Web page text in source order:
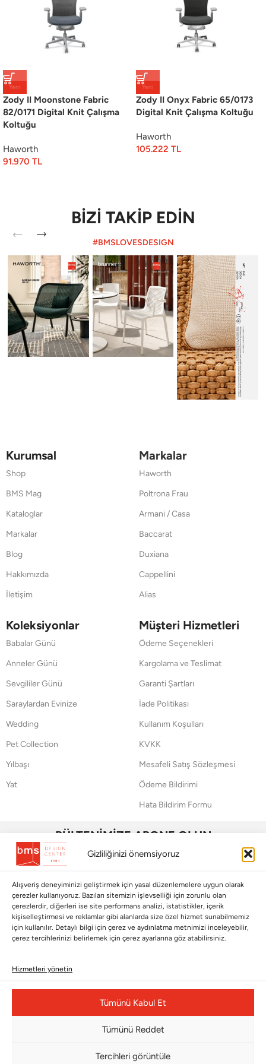
Gizliliğinizi önemsiyoruz
Alışveriş deneyiminizi geliştirmek için yasal düzenlemelere uygun olarak
çerezler kullanıyoruz. Bazıları sitemizin işlevselliği için zorunlu olan
çerezlerdir, diğerleri ise site performans analizi, istatistikler, içerik
kişiselleştirmesi ve reklamlar gibi alanlarda size özel hizmet sunabilmemiz
için kullanılır. Detaylı bilgi için çerez ve aydınlatma metnimizi inceleyebilir,
çerez tercihlerinizi belirlemek için çerez ayarlarına göz atabilirsiniz.
Hizmetleri yönetin
Tümünü Kabul Et
Tümünü Reddet
Tercihleri görüntüle
Yeni
Zody II Moonstone Fabric
82/0171 Digital Knit Çalışma
Koltuğu
Haworth
91.970 TL
Yeni
Zody II Onyx Fabric 65/0173
Digital Knit Çalışma Koltuğu
Haworth
105.222 TL
BİZİ TAKİP EDİN
#BMSLOVESDESIGN
Kurumsal
Shop
BMS Mag
Kataloglar
Markalar
Blog
Hakkımızda
İletişim
Markalar
Haworth
Poltrona Frau
Armani / Casa
Baccarat
Duxiana
Cappellini
Alias
Koleksiyonlar
Babalar Günü
Anneler Günü
Sevgililer Günü
Saraylardan Evinize
Wedding
Pet Collection
Yılbaşı
Yat
Müşteri Hizmetleri
Ödeme Seçenekleri
Kargolama ve Teslimat
Garanti Şartları
İade Politikası
Kullanım Koşulları
KVKK
Mesafeli Satış Sözleşmesi
Ödeme Bildirimi
Hata Bildirim Formu
BÜLTENİMİZE ABONE OLUN
Kayıt olun ve fırsatlardan ilk siz yararlanın!
Bültenimize Abone Olun
Bizi Takip Edin
106.200TL
1 adet